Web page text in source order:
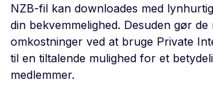
NZB-fil kan downloades med
din bekvemmelighed. Desuden gør de
omkostninger ved at bruge Private
til en tiltalende mulighed for et
medlemmer.